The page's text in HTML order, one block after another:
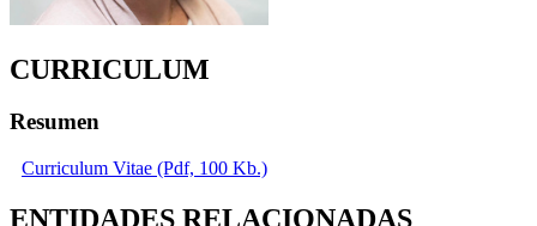
CURRICULUM
Resumen
Curriculum Vitae (Pdf, 100 Kb.)
ENTIDADES RELACIONADAS